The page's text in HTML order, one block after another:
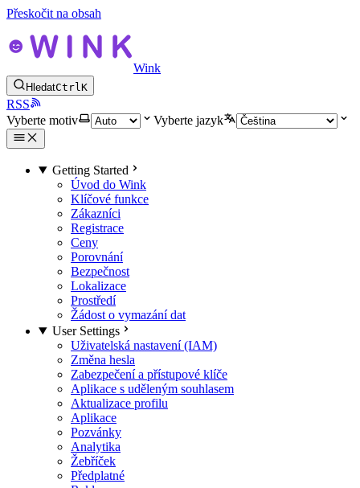
Přeskočit na obsah
Wink
HledatCtrlK
RSS
Vyberte motiv
Vyberte jazyk
Getting Started
Úvod do Wink
Klíčové funkce
Zákazníci
Registrace
Ceny
Porovnání
Bezpečnost
Lokalizace
Prostředí
Žádost o vymazání dat
User Settings
Uživatelská nastavení (IAM)
Změna hesla
Zabezpečení a přístupové klíče
Aplikace s uděleným souhlasem
Aktualizace profilu
Aplikace
Pozvánky
Analytika
Žebříček
Předplatné